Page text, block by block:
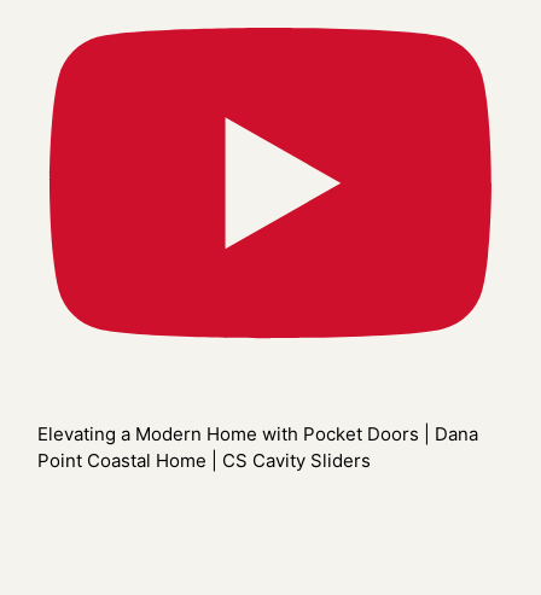
Elevating a Modern Home with Pocket Doors | Dana
Point Coastal Home | CS Cavity Sliders